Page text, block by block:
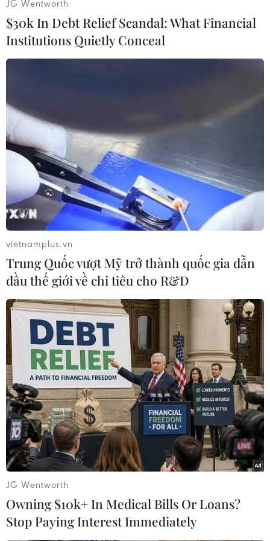
(TTXVN)
Theo dõi VietnamPlus
TIN CÙNG CHUYÊN MỤC
Australia điều tra vụ hai máy bay suýt
va chạm tại sân bay Sydney
Chiến dịch siết nhập cư của Mỹ tăng
JG Wentworth
$30k In Debt Relief Scandal: What Financial
Institutions Quietly Conceal
vietnamplus.vn
Trung Quốc vượt Mỹ trở thành quốc gia dẫn
đầu thế giới về chi tiêu cho R&D
JG Wentworth
Owning $10k+ In Medical Bills Or Loans?
Stop Paying Interest Immediately